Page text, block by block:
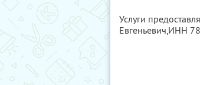
Услуги
Евгеньевич, ИНН